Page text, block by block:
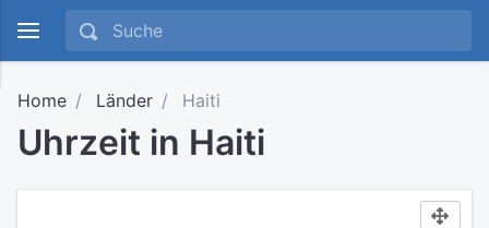
Home Länder Haiti
Uhrzeit in Haiti